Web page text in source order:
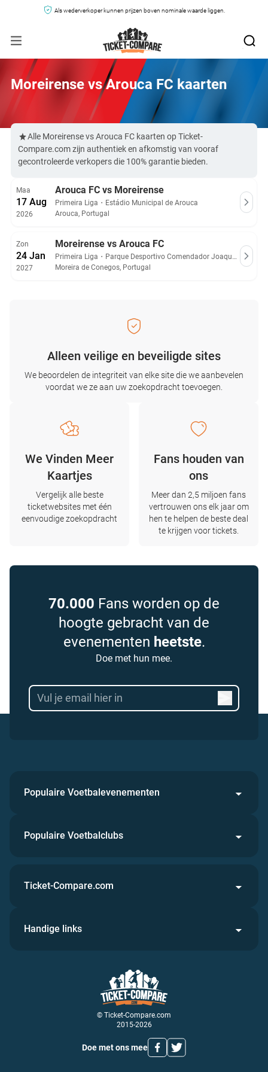
Als wederverkoper kunnen prijzen boven nominale waarde liggen.
Moreirense vs Arouca FC kaarten
Alle Moreirense vs Arouca FC kaarten op Ticket-
Compare.com zijn authentiek en afkomstig van vooraf
gecontroleerde verkopers die 100% garantie bieden.
Maa
17 Aug
2026
Arouca FC vs Moreirense
Primeira Liga ・ Estádio Municipal de Arouca
Arouca, Portugal
Zon
24 Jan
2027
Moreirense vs Arouca FC
Primeira Liga ・
Parque Desportivo Comendador Joaquim de Almeida Freitas
Moreira de Conegos, Portugal
Alleen veilige en beveiligde sites
We beoordelen de integriteit van elke site die we aanbevelen
voordat we ze aan uw zoekopdracht toevoegen.
We Vinden Meer
Kaartjes
Vergelijk alle beste
ticketwebsites met één
eenvoudige zoekopdracht
Fans houden van
ons
Meer dan 2,5 miljoen fans
vertrouwen ons elk jaar om
hen te helpen de beste deal
te krijgen voor tickets.
70.000 Fans worden op de
hoogte gebracht van de
evenementen heetste.
Doe met hun mee.
Populaire Voetbalevenementen
Populaire Voetbalclubs
© Ticket-Compare.com
2015-2026
Doe met ons mee
Ticket-Compare.com
Handige links